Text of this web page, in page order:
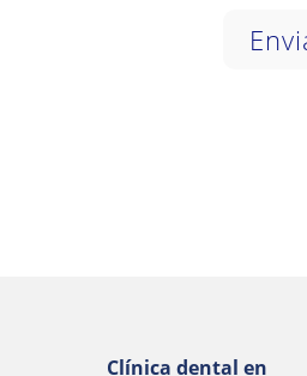
Clínica dental en